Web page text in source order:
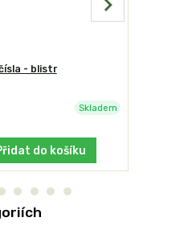
- blistr
Skladem
do košíku